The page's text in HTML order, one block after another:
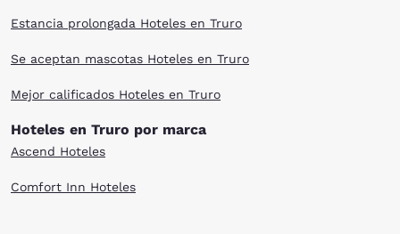
Estancia prolongada Hoteles en Truro
Se aceptan mascotas Hoteles en Truro
Mejor calificados Hoteles en Truro
Hoteles en Truro por marca
Ascend Hoteles
Comfort Inn Hoteles